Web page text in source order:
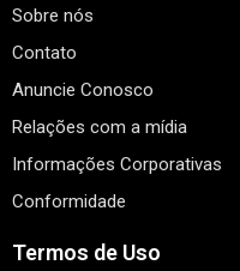
Sobre nós
Contato
Anuncie Conosco
Relações com a mídia
Informações Corporativas
Conformidade
Termos de Uso